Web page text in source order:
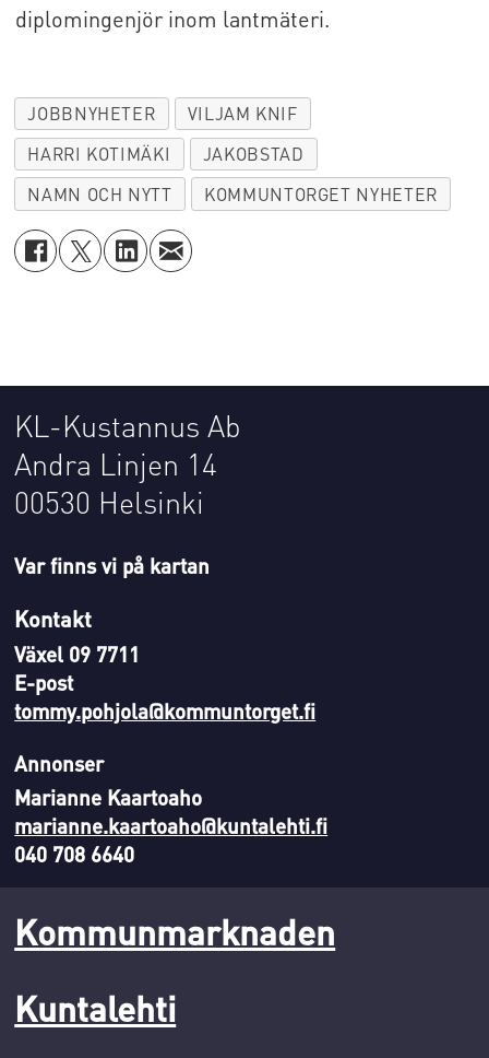
diplomingenjör inom lantmäteri.
JOBBNYHETER
VILJAM KNIF
HARRI KOTIMÄKI
JAKOBSTAD
NAMN OCH NYTT
KOMMUNTORGET NYHETER
KL-Kustannus Ab
Andra Linjen 14
00530 Helsinki
Var finns vi på kartan
Kontakt
Växel 09 7711
E-post
tommy.pohjola@kommuntorget.fi
Annonser
Marianne Kaartoaho
marianne.kaartoaho@kuntalehti.fi
040 708 6640
Kommunmarknaden
Kuntalehti